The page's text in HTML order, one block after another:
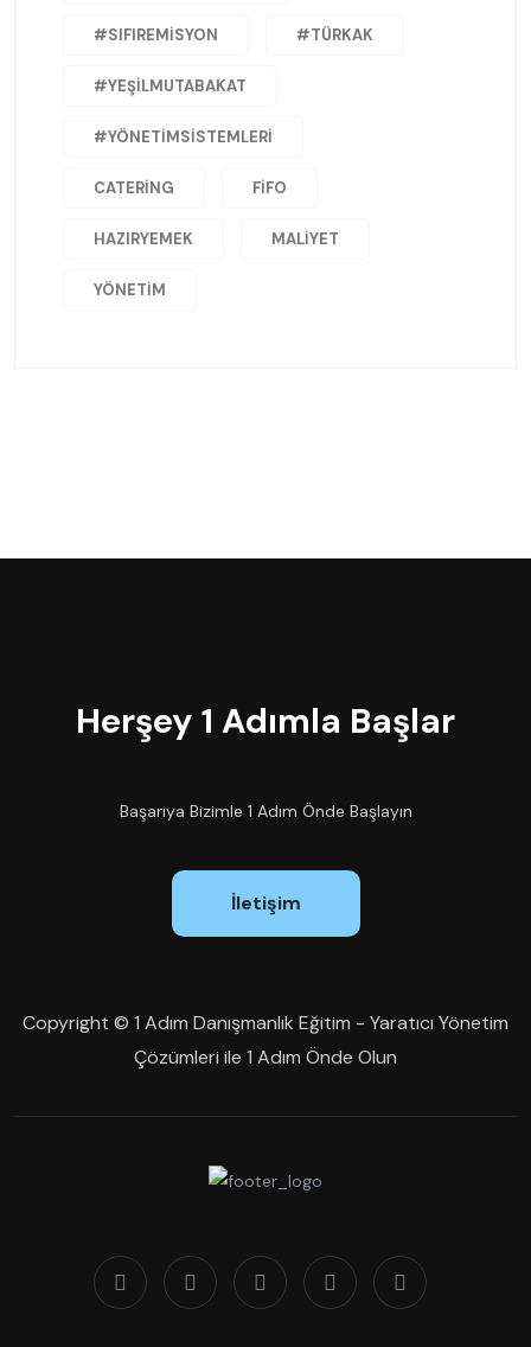
#SIFIREMISYON #TÜRKAK
#YEŞILMUTABAKAT
#YÖNETIMSISTEMLERI
CATERING FIFO
HAZIRYEMEK MALIYET
YÖNETIM
Herşey 1 Adımla Başlar
Başarıya Bizimle 1 Adım Önde Başlayın
İletişim
Copyright © 1 Adım Danışmanlık Eğitim - Yaratıcı Yönetim
Çözümleri ile 1 Adım Önde Olun